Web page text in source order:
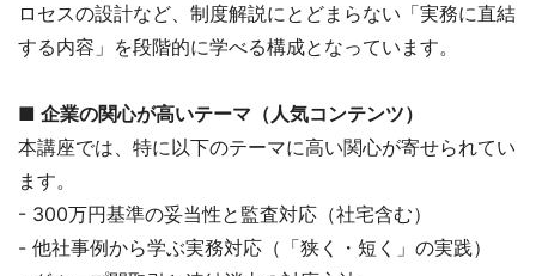
ロセスの設計など、制度解説にとどまらない「実務に直結
する内容」を段階的に学べる構成となっています。
■ 企業の関心が高いテーマ（人気コンテンツ）
本講座では、特に以下のテーマに高い関心が寄せられてい
ます。
- 300万円基準の妥当性と監査対応（社宅含む）
- 他社事例から学ぶ実務対応（「狭く・短く」の実践）